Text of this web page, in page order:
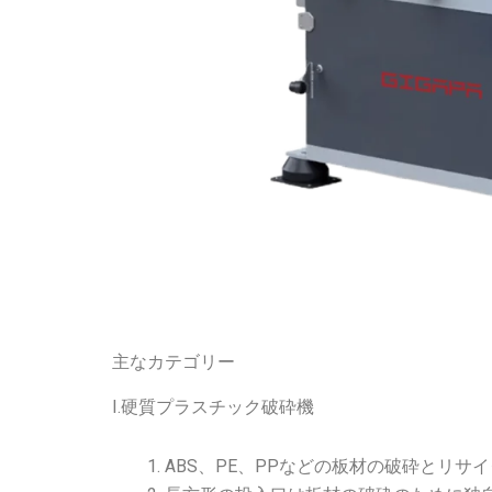
主なカテゴリー
I.硬質プラスチック破砕機
ABS、PE、PPなどの板材の破砕とリサ